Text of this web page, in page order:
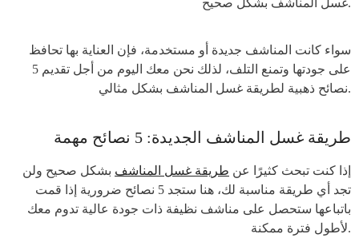
سواء كانت المناشف جديدة أو مستخدمة، فإن العناية بها تحافظ
على جودتها وتمنع التلف، لذلك نحن معك اليوم من أجل تقديم 5
نصائح ذهبية لطريقة غسل المناشف بشكل مثالي.
طريقة غسل المناشف الجديدة: 5 نصائح مهمة
إذا كنت تبحث كثيرًا عن طريقة غسل المناشف بشكل صحيح ولن
تجد أي طريقة مناسبة لك، هنا ستجد 5 نصائح ضرورية إذا قمت
باتباعها ستحصل على مناشف نظيفة ذات جودة عالية تدوم معك
لأطول فترة ممكنة.